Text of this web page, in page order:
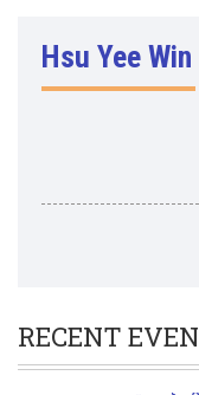
Hsu Yee Win
RECENT